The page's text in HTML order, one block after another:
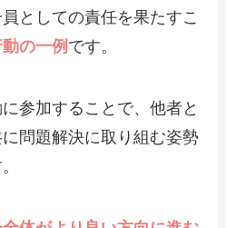
としての責任を果たすこ
の一例 です。
参加することで、他者と
問題解決に取り組む姿勢